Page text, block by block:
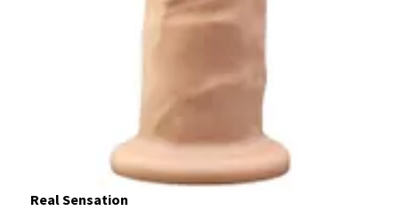
Real Sensation